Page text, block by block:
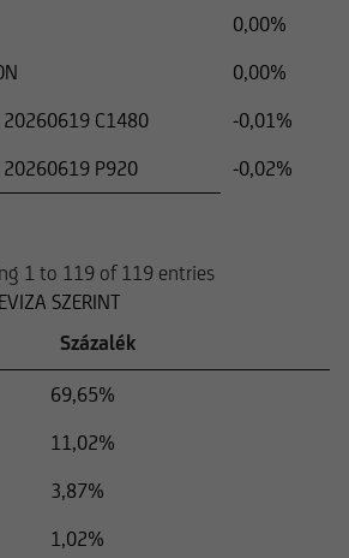
0,00%
0,00%
20260619 C1480
-0,01%
20260619 P920
-0,02%
1 to 119 of 119 entries
SZERINT
Százalék
69,65%
11,02%
3,87%
1,02%